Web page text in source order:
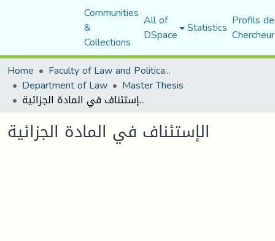
Communities
&
Collections
All of
DSpace Statistics Profils
Home
Faculty of Law and Political Science
Department of Law Master Thesis
الإستئناف في المادة الجزائية
الإستئناف في المادة الجزائية